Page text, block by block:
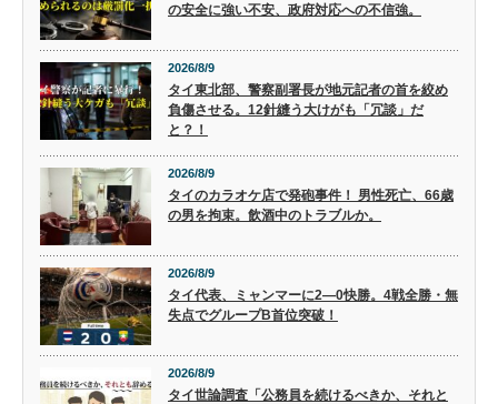
の安全に強い不安、政府対応への不信強。
2026/8/9
タイ東北部、警察副署長が地元記者の首を絞め
負傷させる。12針縫う大けがも「冗談」だ
と？！
2026/8/9
タイのカラオケ店で発砲事件！ 男性死亡、66歳
の男を拘束。飲酒中のトラブルか。
2026/8/9
タイ代表、ミャンマーに2―0快勝。4戦全勝・無
失点でグループB首位突破！
2026/8/9
タイ世論調査「公務員を続けるべきか、それと